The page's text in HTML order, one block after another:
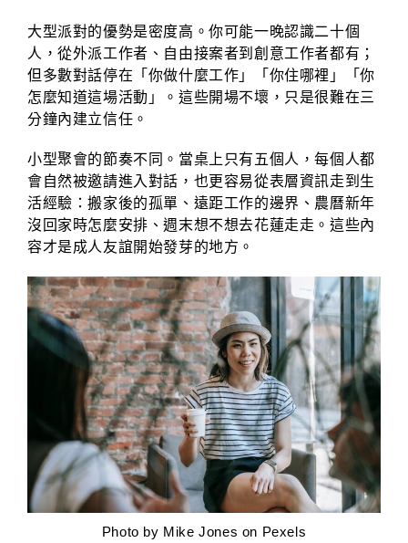
大型派對的優勢是密度高。你可能一晚認識二十個
人，從外派工作者、自由接案者到創意工作者都有；
但多數對話停在「你做什麼工作」「你住哪裡」「你
怎麼知道這場活動」。這些開場不壞，只是很難在三
分鐘內建立信任。
小型聚會的節奏不同。當桌上只有五個人，每個人都
會自然被邀請進入對話，也更容易從表層資訊走到生
活經驗：搬家後的孤單、遠距工作的邊界、農曆新年
沒回家時怎麼安排、週末想不想去花蓮走走。這些內
容才是成人友誼開始發芽的地方。
Photo by Mike Jones on Pexels